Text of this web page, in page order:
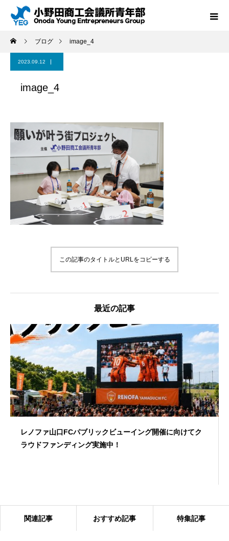
ブログ image_4
2023.09.12
image_4
この記事のタイトルとURLをコピーする
最近の記事
レノファ山口FCパブリックビューイング開催に向けてク
ラウドファンディング実施中！
関連記事 おすすめ記事 特集記事